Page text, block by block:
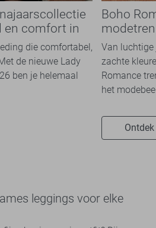
en comfort in
die comfortabel,
de nieuwe Lady
ben je helemaal
Boho
overal
Van luchtige
zachte
Romance
het
leggings voor elke